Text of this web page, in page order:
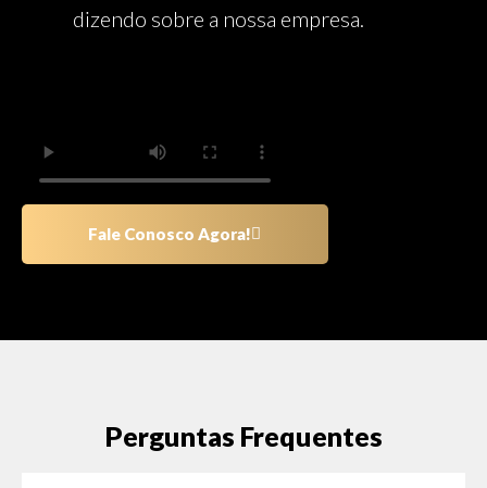
dizendo sobre a nossa empresa.
Fale Conosco Agora!
Perguntas Frequentes